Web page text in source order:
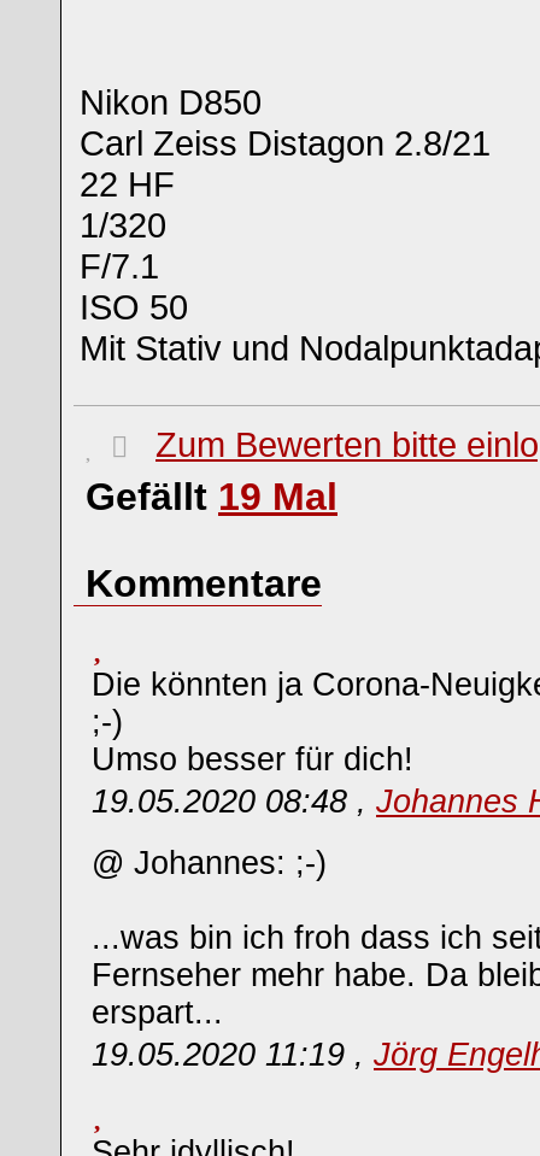
Nikon D850
Carl Zeiss Distagon 2.8/21
22 HF
1/320
F/7.1
ISO 50
Mit Stativ und
Zum Bewerten bitte
Gefällt 19 Mal
Kommentare
Die könnten ja Corona-
;-)
Umso besser für dich!
19.05.2020 08:48 , Johannes
@ Johannes: ;-)
...was bin ich froh dass ich
Fernseher mehr habe. Da
erspart...
19.05.2020 11:19 , Jörg